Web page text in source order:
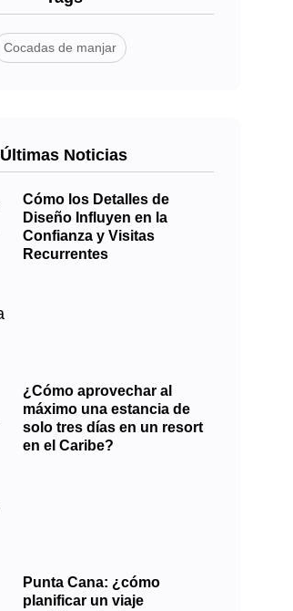
Cocadas de manjar
Últimas Noticias
Cómo los Detalles de
Diseño Influyen en la
Confianza y Visitas
Recurrentes
¿Cómo aprovechar al
máximo una estancia de
solo tres días en un resort
en el Caribe?
Punta Cana: ¿cómo
planificar un viaje